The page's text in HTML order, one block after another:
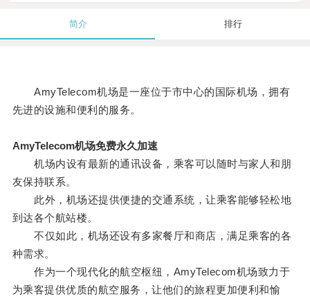
简介 排行
AmyTelecom机场是一座位于市中心的国际机场，拥有
先进的设施和便利的服务。
AmyTelecom机场免费永久加速
机场内设有最新的通讯设备，乘客可以随时与家人和朋
友保持联系。
此外，机场还提供便捷的交通系统，让乘客能够轻松地
到达各个航站楼。
不仅如此，机场还设有多家餐厅和商店，满足乘客的各
种需求。
作为一个现代化的航空枢纽，AmyTelecom机场致力于
为乘客提供优质的航空服务，让他们的旅程更加便利和愉